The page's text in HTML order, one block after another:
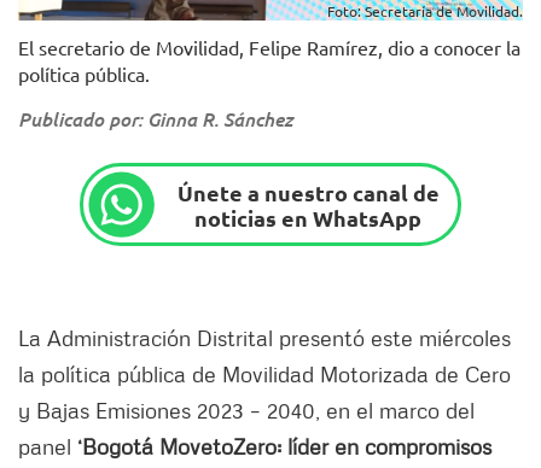
Foto: Secretaría de Movilidad.
El secretario de Movilidad, Felipe Ramírez, dio a conocer la
política pública.
Publicado por: Ginna R. Sánchez
Únete a nuestro canal de
noticias en WhatsApp
La Administración Distrital presentó este miércoles
la política pública de Movilidad Motorizada de Cero
y Bajas Emisiones 2023 – 2040, en el marco del
panel ‘Bogotá MovetoZero: líder en compromisos